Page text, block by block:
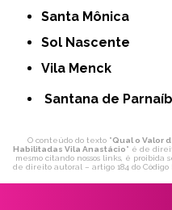
Santa Mônica
Sol Nascente
Vila Menck
Santana de
O conteúdo do texto "Qual o Valor
Habilitadas Vila Anastácio" é de
mesmo citando nossos links, é proibida
de direito autoral – artigo 184 do Código